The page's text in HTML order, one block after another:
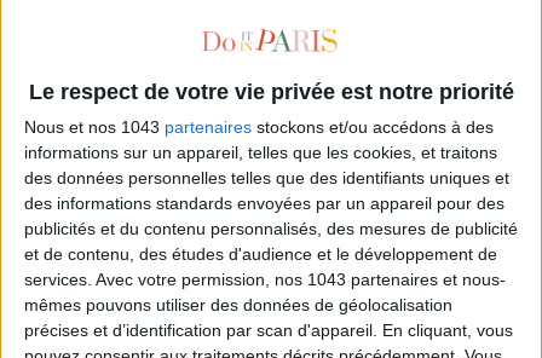
Le respect de votre vie privée est notre priorité
Nous et nos 1043 partenaires stockons et/ou accédons à des
informations sur un appareil, telles que les cookies, et traitons
des données personnelles telles que des identifiants uniques et
des informations standards envoyées par un appareil pour des
publicités et du contenu personnalisés, des mesures de publicité
et de contenu, des études d'audience et le développement de
services. Avec votre permission, nos 1043 partenaires et nous-
mêmes pouvons utiliser des données de géolocalisation
précises et d’identification par scan d'appareil. En cliquant, vous
LES SPF 50 QUI DONNENT ENVIE DE SE TARTINER